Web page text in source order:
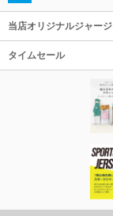
当店オリジナルジャージ
タイムセール